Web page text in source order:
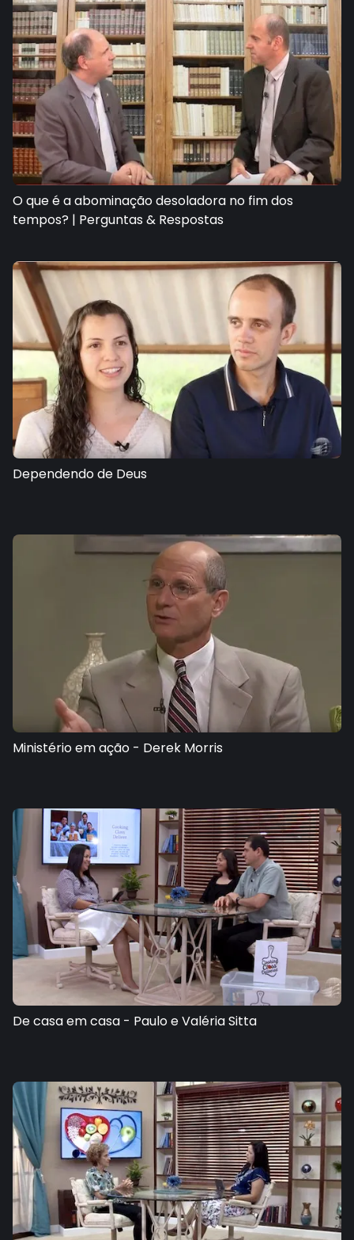
O que é a abominação desoladora no fim dos
tempos? | Perguntas & Respostas
Dependendo de Deus
Ministério em ação - Derek Morris
De casa em casa - Paulo e Valéria Sitta